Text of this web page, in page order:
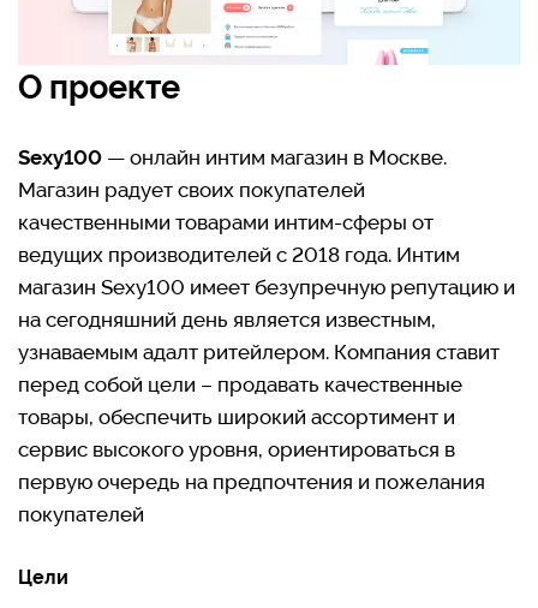
О проекте
Sexy100 — онлайн интим магазин в Москве.
Магазин радует своих покупателей
качественными товарами интим-сферы от
ведущих производителей с 2018 года. Интим
магазин Sexy100 имеет безупречную репутацию и
на сегодняшний день является известным,
узнаваемым адалт ритейлером. Компания ставит
перед собой цели – продавать качественные
товары, обеспечить широкий ассортимент и
сервис высокого уровня, ориентироваться в
первую очередь на предпочтения и пожелания
покупателей
Цели